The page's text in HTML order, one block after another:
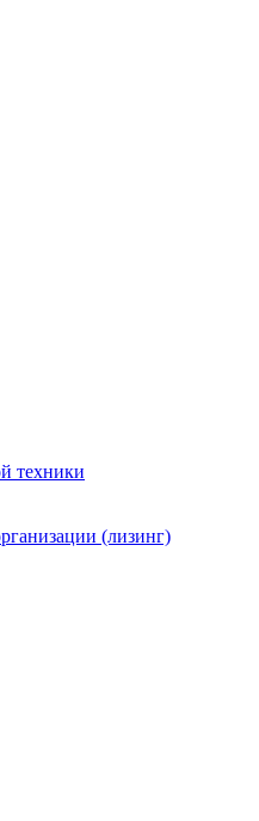
техники
(лизинг)